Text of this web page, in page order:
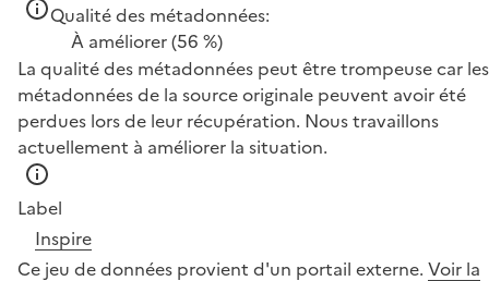
Qualité des métadonnées:
À améliorer(56 %)
La qualité des métadonnées peut être trompeuse car les
métadonnées de la source originale peuvent avoir été
perdues lors de leur récupération. Nous travaillons
actuellement à améliorer la situation.
Label
Inspire
Ce jeu de données provient d'un portail externe. Voir la